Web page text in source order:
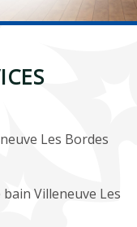
Les Bordes
Villeneuve Les